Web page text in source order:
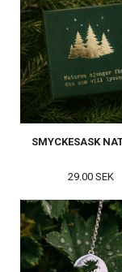
SMYCKESASK
29.00 SEK